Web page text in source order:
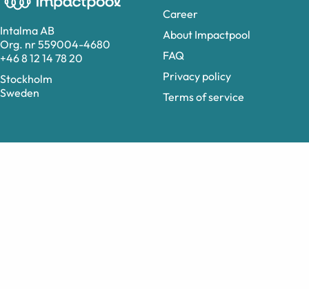
Intalma AB
Org. nr 559004-4680
+46 8 12 14 78 20
Stockholm
Sweden
Career
About Impactpool
FAQ
Privacy policy
Terms of service